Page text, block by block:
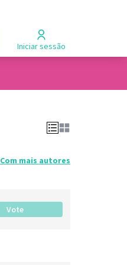
Iniciar sessão
Com mais autores
Vote